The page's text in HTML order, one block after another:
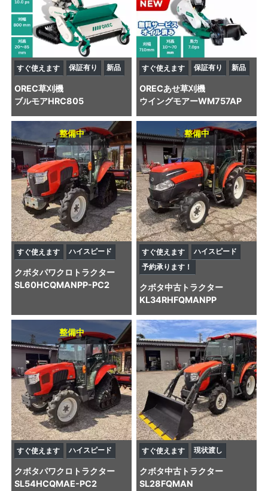
すぐ使えます 保証有り 新品
OREC草刈機
ブルモアHRC805
すぐ使えます 保証有り 新品
ORECあせ草刈機
ウイングモアーWM757AP
整備中
すぐ使えます ハイスピード
クボタパワクロトラクター
SL60HCQMANPP-PC2
整備中
すぐ使えます
ハイスピード
予約承ります！
クボタ中古トラクター
KL34RHFQMANPP
整備中
すぐ使えます ハイスピード
クボタパワクロトラクター
SL54HCQMAE-PC2
すぐ使えます 現状渡し
クボタ中古トラクター
SL28FQMAN